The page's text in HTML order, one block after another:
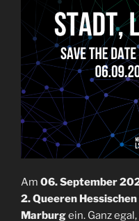
Am 06. September
2. Queeren
Marburgein. Ganz